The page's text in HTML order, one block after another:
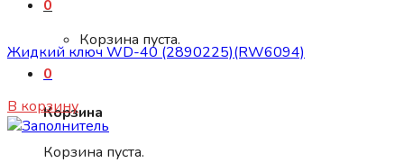
0
Корзина пуста.
0
Корзина
Корзина пуста.
Жидкий ключ WD-40 (2890225)(RW6094)
₽
В корзину